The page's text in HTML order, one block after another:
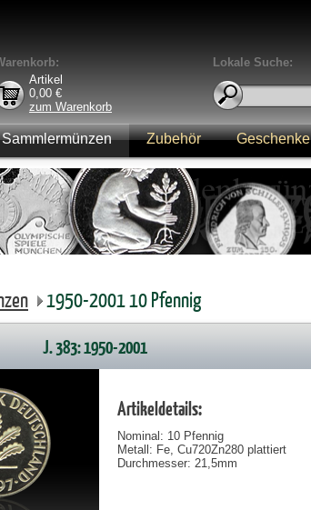
Artikel
0,00 €
zum Warenkorb
Lokale Suche:
Sammlermünzen Zubehör Geschenke
1950-2001 10 Pfennig
J. 383: 1950-2001
Artikeldetails:
Nominal: 10 Pfennig
Metall: Fe, Cu720Zn280 plattiert
Durchmesser: 21,5mm